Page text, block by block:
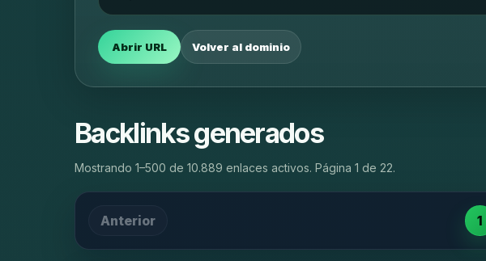
Abrir URL Volver al dominio
Backlinks generados
Mostrando 1–500 de 10.889 enlaces activos. Página 1 de 22.
Anterior 1